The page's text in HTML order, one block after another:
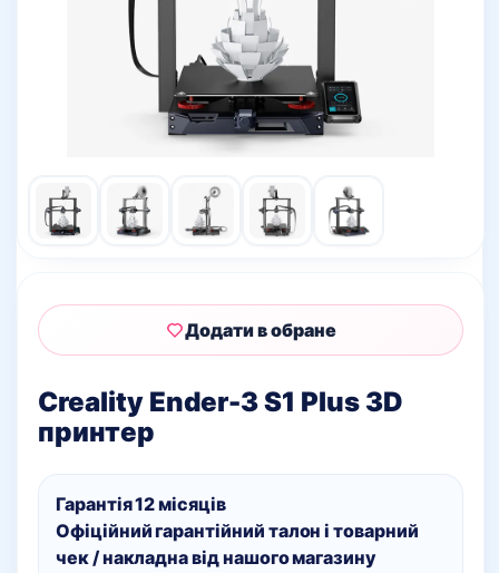
Creality Ender-3 S1 Plus 3D
принтер
Гарантія 12 місяців
Офіційний гарантійний талон і товарний
чек / накладнавід нашого магазину
Додати в обране